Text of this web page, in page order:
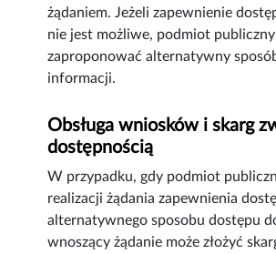
żądaniem. Jeżeli zapewnienie
nie jest możliwe, podmiot
zaproponować alternatywny
informacji.
Obsługa wniosków i skarg
dostępnością
W przypadku, gdy podmiot
realizacji żądania zapewnienia
alternatywnego sposobu dostępu
wnoszący żądanie może złożyć